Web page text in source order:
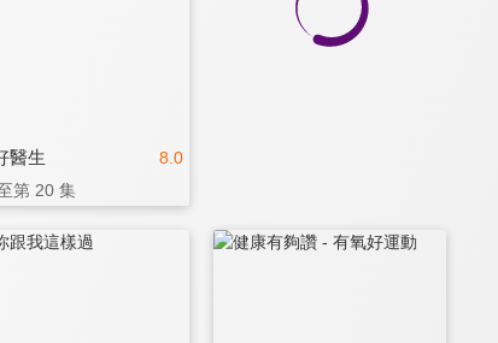
8.0
醫生
第 20 集